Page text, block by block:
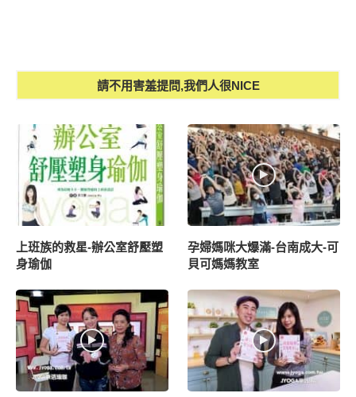
請不用害羞提問,我們人很NICE
上班族的救星-辦公室舒壓塑
身瑜伽
孕婦媽咪大爆滿-台南成大-可
貝可媽媽教室